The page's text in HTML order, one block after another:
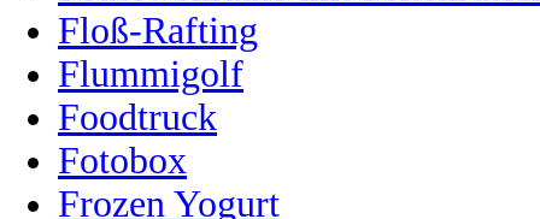
Floß-Rafting
Flummigolf
Foodtruck
Fotobox
Frozen Yogurt